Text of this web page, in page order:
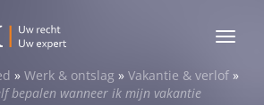
Toggle
» Werk & ontslag » Vakantie & verlof »
bepalen wanneer ik mijn vakantie